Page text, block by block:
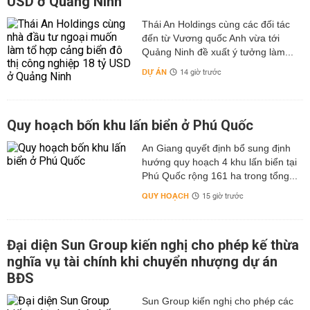
Thái An Holdings cùng các đối tác
đến từ Vương quốc Anh vừa tới
Quảng Ninh đề xuất ý tưởng làm...
DỰ ÁN 14 giờ trước
Quy hoạch bốn khu lấn biển ở Phú Quốc
An Giang quyết định bổ sung định
hướng quy hoạch 4 khu lấn biển tại
Phú Quốc rộng 161 ha trong tổng...
QUY HOẠCH 15 giờ trước
Đại diện Sun Group kiến nghị cho phép kế thừa
nghĩa vụ tài chính khi chuyển nhượng dự án
BĐS
Sun Group kiến nghị cho phép các